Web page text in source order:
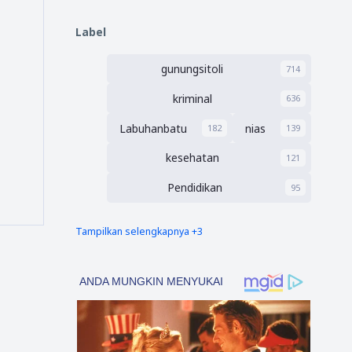
Label
gunungsitoli 714
kriminal 636
Labuhanbatu 182 nias 139
kesehatan 121
Pendidikan 95
nias barat 90
Tampilkan selengkapnya +3